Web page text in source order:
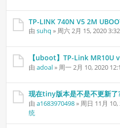
TP-LINK 740N V5 2M
由 suhq » 周六 2月 15, 2020
【uboot】TP-Link MR10U
由 adoal» 周一 2月 10, 2020
现在tiny版本是不是不更新了
由 a1683970498» 周日 11月
统